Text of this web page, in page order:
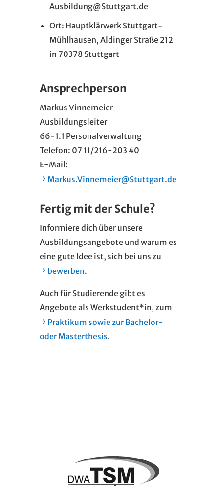
Ausbildung@Stuttgart.de
Ort: HauptklärwerkStuttgart-
Mühlhausen, Aldinger Straße 212
in 70378 Stuttgart
Ansprechperson
Markus Vinnemeier
Ausbildungsleiter
66-1.1 Personalverwaltung
Telefon: 07 11/216-203 40
E-Mail:
Markus.Vinnemeier@Stuttgart.de
Fertig mit der Schule?
Informiere dich über unsere
Ausbildungsangebote und warum es
eine gute Idee ist, sich bei uns zu
bewerben.
Auch für Studierende gibt es
Angebote als Werkstudent*in, zum
Praktikum sowie zur Bachelor-
oder Masterthesis.